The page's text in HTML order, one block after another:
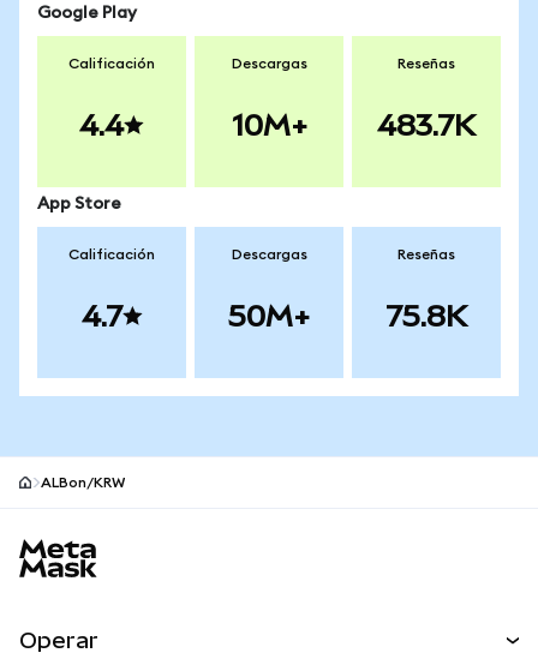
Google Play
Calificación
4.4
Descargas
10M+
Reseñas
483.7K
App Store
Calificación
4.7
Descargas
50M+
Reseñas
75.8K
ALBon/KRW
Operar